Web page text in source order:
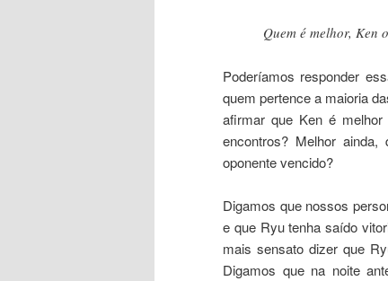
Quem é melhor, Ken
Poderíamos responder
quem pertence a maioria
afirmar que Ken é
encontros? Melhor
oponente vencido?
Digamos que nossos
e que Ryu tenha saído
mais sensato dizer que
Digamos que na noite